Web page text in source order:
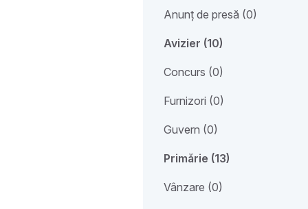
Anunț de presă (0)
Avizier (10)
Concurs (0)
Furnizori (0)
Guvern (0)
Primărie (13)
Vânzare (0)